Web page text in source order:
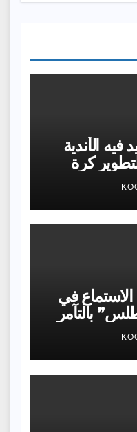
الأندية
كرة
فوجئ
في أحد
الأندية بمطالبتهم بأداء 1000 درهم
الاستماع في
بالتآمر